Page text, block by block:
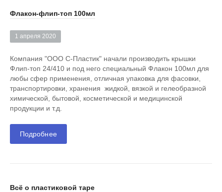
Флакон-флип-топ 100мл
1 апреля 2020
Компания "ООО С-Пластик" начали производить крышки
Флип-топ 24/410 и под него специальный Флакон 100мл для
любы сфер применения, отличная упаковка для фасовки,
транспортировки, хранения жидкой, вязкой и гелеобразной
химической, бытовой, косметической и медицинской
продукции и т.д.
Подробнее
Всё о пластиковой таре